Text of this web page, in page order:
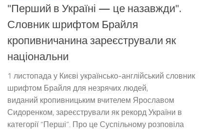
"Перший в Україні — це назавжди".
Словник шрифтом Брайля
кропивничанина зареєстрували як
національни
1 листопада у Києві українсько-англійський словник
шрифтом Брайля для незрячих людей,
виданий кропивницьким вчителем Ярославом
Сидоренком, зареєстрували як рекорд України в
категорії “Перші”. Про це Суспільному розповіла